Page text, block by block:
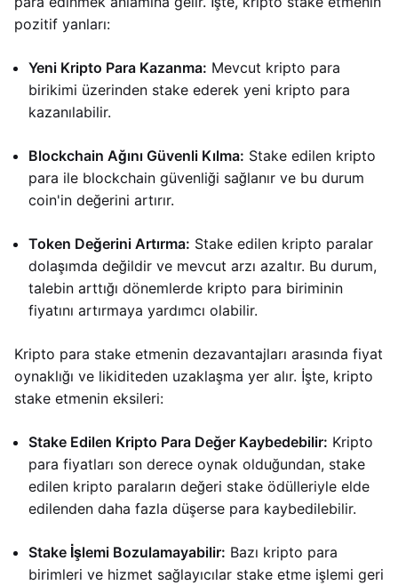
pozitif yanları:
Yeni Kripto Para Kazanma: Mevcut kripto para
birikimi üzerinden stake ederek yeni kripto para
kazanılabilir.
Blockchain Ağını Güvenli Kılma: Stake edilen kripto
para ile blockchain güvenliği sağlanır ve bu durum
coin'in değerini artırır.
Token Değerini Artırma: Stake edilen kripto paralar
dolaşımda değildir ve mevcut arzı azaltır. Bu durum,
talebin arttığı dönemlerde kripto para biriminin
fiyatını artırmaya yardımcı olabilir.
Kripto para stake etmenin dezavantajları arasında fiyat
oynaklığı ve likiditeden uzaklaşma yer alır. İşte, kripto
stake etmenin eksileri:
Stake Edilen Kripto Para Değer Kaybedebilir: Kripto
para fiyatları son derece oynak olduğundan, stake
edilen kripto paraların değeri stake ödülleriyle elde
edilenden daha fazla düşerse para kaybedilebilir.
Stake İşlemi Bozulamayabilir: Bazı kripto para
birimleri ve hizmet sağlayıcılar stake etme işlemi geri